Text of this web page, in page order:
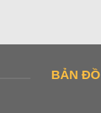
BẢN ĐỒ